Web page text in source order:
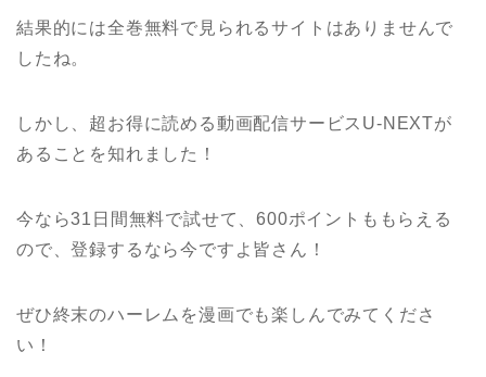
結果的には全巻無料で見られるサイトはありませんで
したね。
しかし、超お得に読める動画配信サービスU-NEXTが
あることを知れました！
今なら31日間無料で試せて、600ポイントももらえる
ので、登録するなら今ですよ皆さん！
ぜひ終末のハーレムを漫画でも楽しんでみてくださ
い！